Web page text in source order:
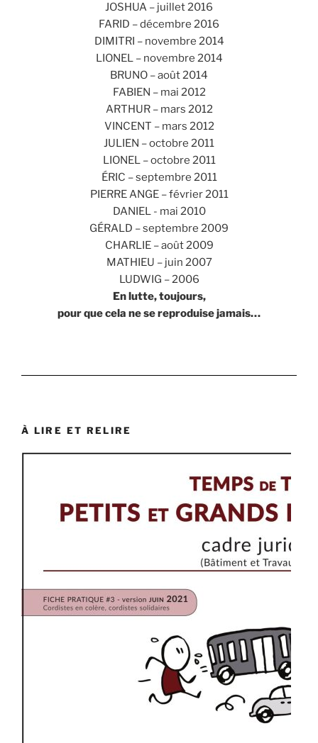
JOSHUA – juillet 2016
FARID – décembre 2016
DIMITRI – novembre 2014
LIONEL – novembre 2014
BRUNO – août 2014
FABIEN – mai 2012
ARTHUR – mars 2012
VINCENT – mars 2012
JULIEN – octobre 2011
LIONEL – octobre 2011
ÉRIC – septembre 2011
PIERRE ANGE – février 2011
DANIEL - mai 2010
GÉRALD – septembre 2009
CHARLIE – août 2009
MATHIEU – juin 2007
LUDWIG – 2006
En lutte, toujours,
pour que cela ne se reproduise jamais…
À LIRE ET RELIRE